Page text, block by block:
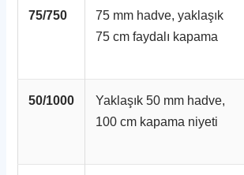
75/750
75 mm hadve, yaklaşık
75 cm faydalı kapama
50/1000
Yaklaşık 50 mm hadve,
100 cm kapama niyeti